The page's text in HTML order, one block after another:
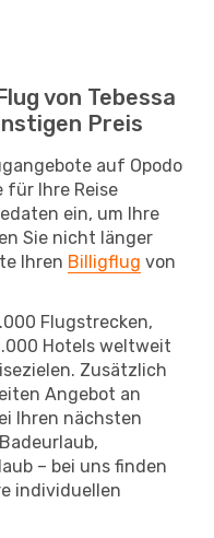
von Tebessa
Preis
auf Opodo
für Ihre Reise
ein, um Ihre
Sie nicht länger
Ihren Billigflug von
Flugstrecken,
Hotels weltweit
Zusätzlich
Angebot an
Ihren nächsten
– bei uns finden
individuellen